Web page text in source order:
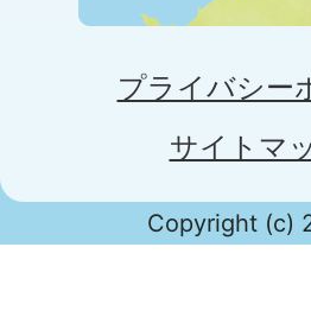
プライバシー
サイトマ
Copyright (c)